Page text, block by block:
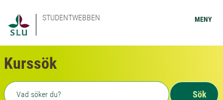
STUDENTWEBBEN MENY
Kurssök
Fritext sökning
Sök